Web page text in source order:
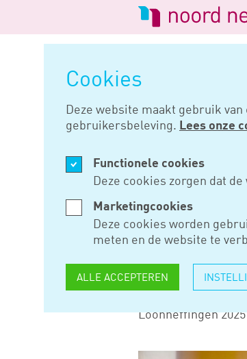
Cookies
Deze website maakt gebruik
gebruikersbeleving. Lees onze
Functionele cookies
Deze cookies zorgen dat
Marketingcookies
Deze cookies worden
meten en de website te
ALLE ACCEPTEREN
Logo
van
Noord
Negentig
NOV 20, 2024
De
Loonheffingen